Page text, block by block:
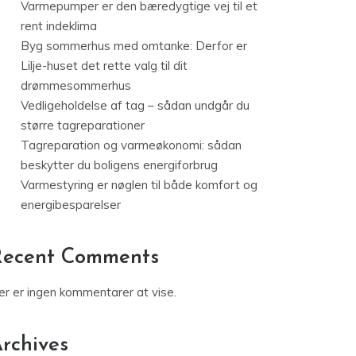
Varmepumper er den bæredygtige vej til et
rent indeklima
Byg sommerhus med omtanke: Derfor er
Lilje-huset det rette valg til dit
drømmesommerhus
Vedligeholdelse af tag – sådan undgår du
større tagreparationer
Tagreparation og varmeøkonomi: sådan
beskytter du boligens energiforbrug
Varmestyring er nøglen til både komfort og
energibesparelser
Comments
er ingen kommentarer at vise.